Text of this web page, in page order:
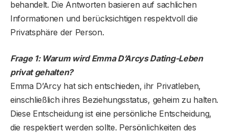
behandelt. Die Antworten basieren auf sachlichen
Informationen und berücksichtigen respektvoll die
Privatsphäre der Person.
Frage 1: Warum wird Emma D’Arcys Dating-Leben
privat gehalten?
Emma D’Arcy hat sich entschieden, ihr Privatleben,
einschließlich ihres Beziehungsstatus, geheim zu halten.
Diese Entscheidung ist eine persönliche Entscheidung,
die respektiert werden sollte. Persönlichkeiten des